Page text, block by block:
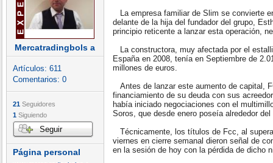
Mercatradingbols a
Artículos: 611
Comentarios: 0
21 Seguidores
1 Siguiendo
Seguir
Página personal
La empresa familiar de Slim se convierte
delante de la hija del fundador del grupo,
principio reticente a lanzar esta operación,
La constructora, muy afectada por el
España en 2008, tenía en Septiembre de
millones de euros.
Antes de lanzar este aumento de capital,
financiamiento de su deuda con sus
había iniciado negociaciones con el
Soros, que desde enero poseía alrededor
Técnicamente, los títulos de Fcc, al
viernes en cierre semanal dieron señal de
en la sesión de hoy con la pérdida de dicho